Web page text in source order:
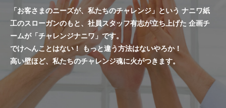
「お客さまのニーズが、私たちのチャレンジ」という ナニワ紙
工のスローガンのもと、社員スタッフ有志が立ち上げた 企画チ
ームが「チャレンジナニワ」です。
でけへんことはない！ もっと違う方法はないやろか！
高い壁ほど、私たちのチャレンジ魂に火がつきます。